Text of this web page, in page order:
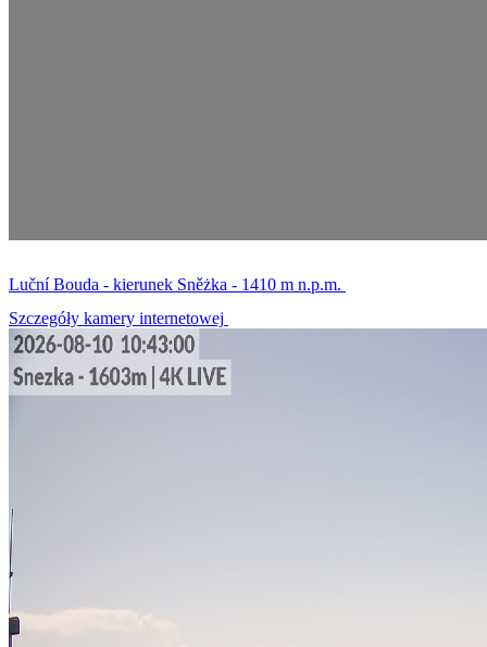
Luční Bouda - kierunek Sněżka - 1410 m n.p.m.
Szczegóły kamery internetowej